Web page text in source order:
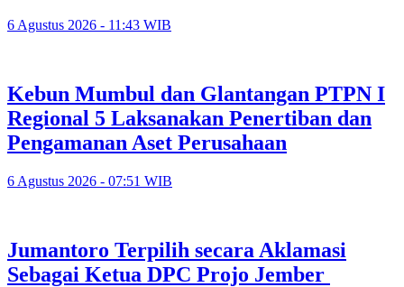
6 Agustus 2026 - 11:43 WIB
Kebun Mumbul dan Glantangan PTPN I
Regional 5 Laksanakan Penertiban dan
Pengamanan Aset Perusahaan
6 Agustus 2026 - 07:51 WIB
Jumantoro Terpilih secara Aklamasi
Sebagai Ketua DPC Projo Jember